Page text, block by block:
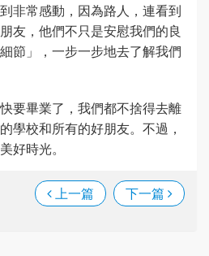
非常感動，因為路人，連看到
，他們不只是安慰我們的良
節」，一步一步地去了解我們
要畢業了，我們都不捨得去離
學校和所有的好朋友。不過，
好時光。
上一篇 下一篇